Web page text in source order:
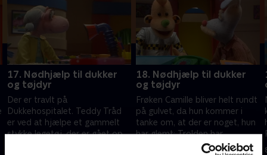
17. Nødhjælp til dukker
og tøjdyr
Der er travlt på
Dukkehospitalet. Teddy Tråd
er ved at hjælpe et gammelt
stykke legetøj, der er gået op i
18. Nødhjælp til dukker
og tøjdyr
Frøken Camille bliver helt rundt
på gulvet, da hun kommer i
tanke om, at der er noget, hun
har glemt: Trolden har
1. december 1999 • 14 min